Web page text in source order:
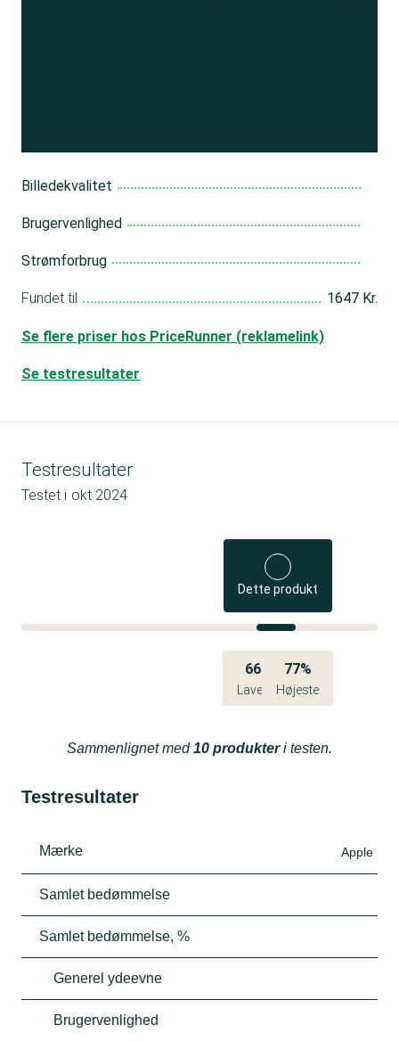
Billedekvalitet
Brugervenlighed
Strømforbrug
Fundet til 1647 Kr.
Se flere priser hos PriceRunner (reklamelink)
Se testresultater
Testresultater
Testet i okt 2024
Dette produkt
66%
Laveste
77%
Højeste
Sammenlignet med10 produkteri testen.
Testresultater
Mærke Apple
Samlet bedømmelse
Samlet bedømmelse, %
Generel ydeevne
Brugervenlighed